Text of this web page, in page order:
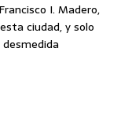
I. Madero,
ciudad, y solo